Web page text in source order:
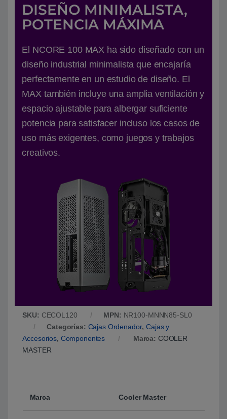
DISEÑO MINIMALISTA,
POTENCIA MÁXIMA
El NCORE 100 MAX ha sido diseñado con un
diseño industrial minimalista que encajaría
perfectamente en un estudio de diseño. El
MAX también incluye una amplia ventilación y
espacio ajustable para albergar suficiente
potencia para satisfacer incluso los casos de
uso más exigentes, como juegos y trabajos
creativos.
SKU: CECOL120 MPN: NR100-MNNN85-SL0
Categorías: Cajas Ordenador,Cajas y
Accesorios, Componentes Marca: COOLER
MASTER
Marca Cooler Master